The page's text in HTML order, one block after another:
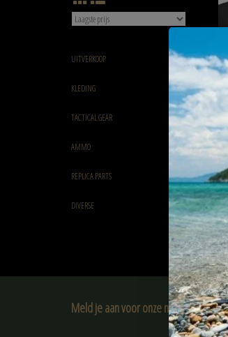
UITVERKOOP
KLEDING
TACTICAL GEAR
AMMO
REPLICA PARTS
DIVERSE
Meld je aan voor onze nieuwsbrief: